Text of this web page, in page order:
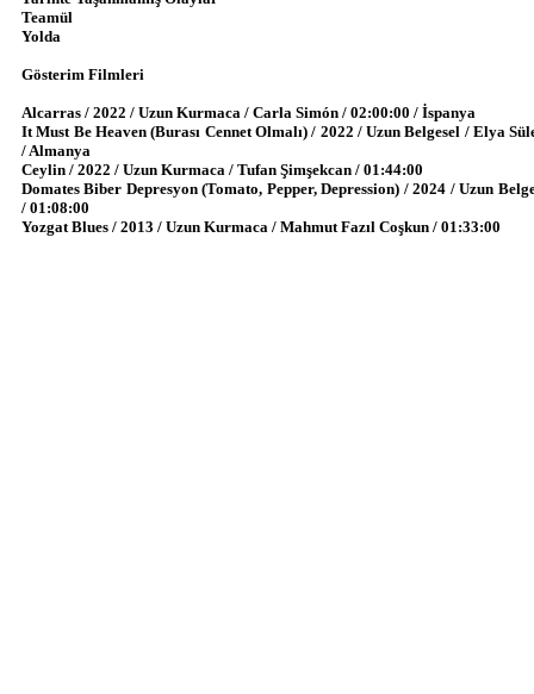
Teamül
Yolda
Gösterim Filmleri
Alcarras / 2022 / Uzun Kurmaca / Carla Simón / 02:00:00 / İspanya
It Must Be Heaven (Burası Cennet Olmalı) / 2022 / Uzun Belgesel / Elya
/ Almanya
Ceylin / 2022 / Uzun Kurmaca / Tufan Şimşekcan / 01:44:00
Domates Biber Depresyon (Tomato, Pepper, Depression) / 2024 / Uzun
/ 01:08:00
Yozgat Blues / 2013 / Uzun Kurmaca / Mahmut Fazıl Coşkun / 01:33:00